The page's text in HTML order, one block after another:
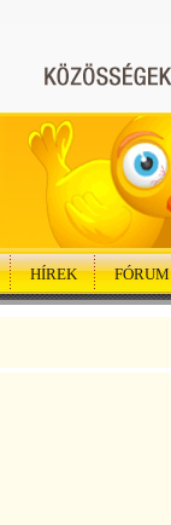
HÍREK FÓRUM